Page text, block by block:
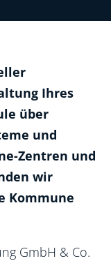
Ihres
über
und
Zentren und
wir
Kommune
GmbH & Co.